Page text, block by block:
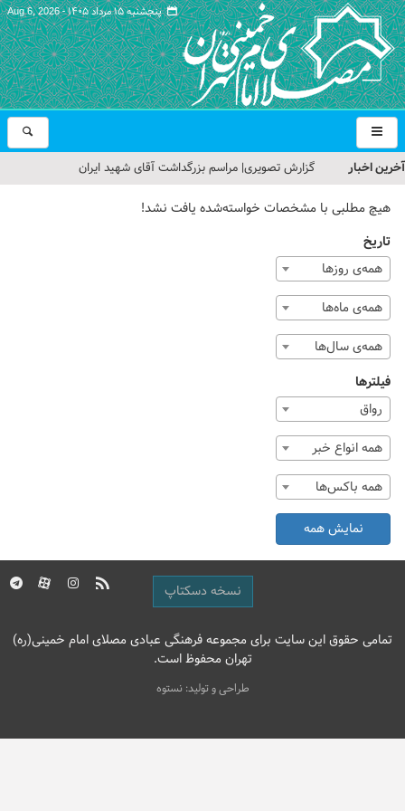
پنجشنبه ۱۵ مرداد ۱۴۰۵ - Aug 6, 2026
آخرین اخبار
گزارش تصویری| مراسم بزرگداشت آقای شهید ایران
تمهیدات ترافیکی مراسم بزرگداشت رهبر شهید در مصلای تهران
حجت‌الاسلام حاج علی‌اکبری؛ خطیب این هفته نماز جمعه تهران
مراسم بزرگداشت امام مجاهد شهید در مصلای تهران از سوی رهبر
معظم انقلاب
گزارش تصویری| مراسم نماز بر پیکر امام شهید انقلاب اسلامی ایران
هیچ مطلبی با مشخصات خواسته‌شده یافت نشد!
تاریخ
همه‌ی روزها
همه‌ی ماه‌ها
همه‌ی سال‌ها
فیلترها
رواق
همه انواع خبر
همه باکس‌ها
نمایش همه
نسخه دسکتاپ
تمامی حقوق این سایت برای مجموعه فرهنگی عبادی مصلای امام خمینی(ره)
تهران محفوظ است.
طراحی و تولید: نستوه